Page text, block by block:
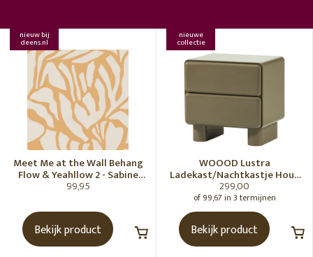
nieuw bij
deens.nl
Meet Me at the Wall Behang
Flow & Yeahllow 2 - Sabine
van Vessem
99,95
Bekijk product
nieuwe
collectie
WOOOD Lustra
Ladekast/Nachtkastje Hout
Hoogglans Groen [Fsc]
299,00
of 99,67 in 3 termijnen
Bekijk product